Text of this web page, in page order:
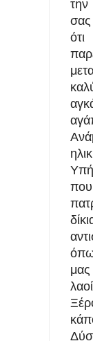
που
μας